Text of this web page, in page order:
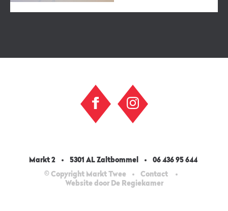
Markt 2 5301 AL Zaltbommel
06 436 95 644
© Copyright Markt Twee
Contact
Website door De Regiekamer